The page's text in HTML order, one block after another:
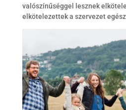
valószínűséggel lesznek
elkötelezettek a szervezet